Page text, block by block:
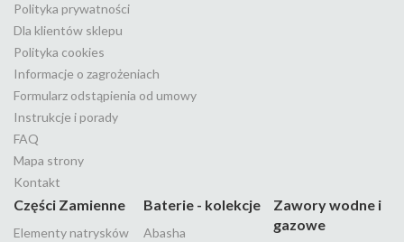
Polityka prywatności
Dla klientów sklepu
Polityka cookies
Informacje o zagrożeniach
Formularz odstąpienia od umowy
Instrukcje i porady
FAQ
Mapa strony
Kontakt
Części Zamienne
Elementy natrysków
Baterie - kolekcje
Abasha
Zawory wodne i
gazowe